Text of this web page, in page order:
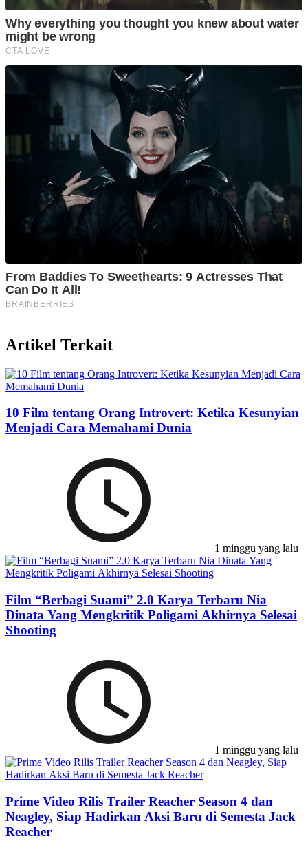
Artikel Terkait
10 Film tentang Orang Introvert: Ketika Kesunyian
Menjadi Cara Memahami Dunia
1 minggu yang lalu
Film “Berbagi Suami” 2.0 Karya Terbaru Nia
Dinata Yang Mengkritik Poligami Akhirnya Selesai
Shooting
1 minggu yang lalu
Prime Video Rilis Trailer Reacher Season 4 dan
Neagley, Siap Hadirkan Aksi Baru di Semesta Jack
Reacher